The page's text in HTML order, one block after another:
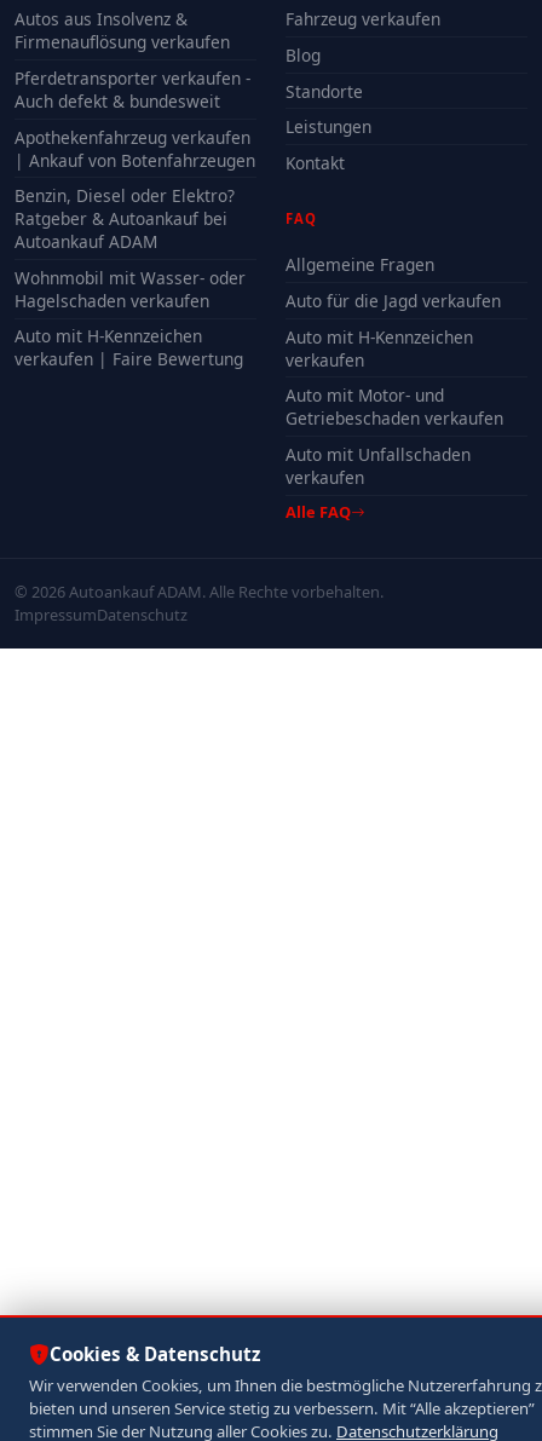
Autos aus Insolvenz &
Firmenauflösung verkaufen
Pferdetransporter verkaufen -
Auch defekt & bundesweit
Apothekenfahrzeug verkaufen
| Ankauf von Botenfahrzeugen
Benzin, Diesel oder Elektro?
Ratgeber & Autoankauf bei
Autoankauf ADAM
Wohnmobil mit Wasser- oder
Hagelschaden verkaufen
Auto mit H-Kennzeichen
verkaufen | Faire Bewertung
Fahrzeug verkaufen
Blog
Standorte
Leistungen
Kontakt
FAQ
Allgemeine Fragen
Auto für die Jagd verkaufen
Auto mit H-Kennzeichen
verkaufen
Auto mit Motor- und
Getriebeschaden verkaufen
Auto mit Unfallschaden
verkaufen
Alle FAQ
© 2026 Autoankauf ADAM. Alle Rechte vorbehalten.
ImpressumDatenschutz
Cookies & Datenschutz
Wir verwenden Cookies, um Ihnen die bestmögliche Nutzererfahrung
bieten und unseren Service stetig zu verbessern. Mit “Alle akzeptieren”
stimmen Sie der Nutzung aller Cookies zu. Datenschutzerklärung